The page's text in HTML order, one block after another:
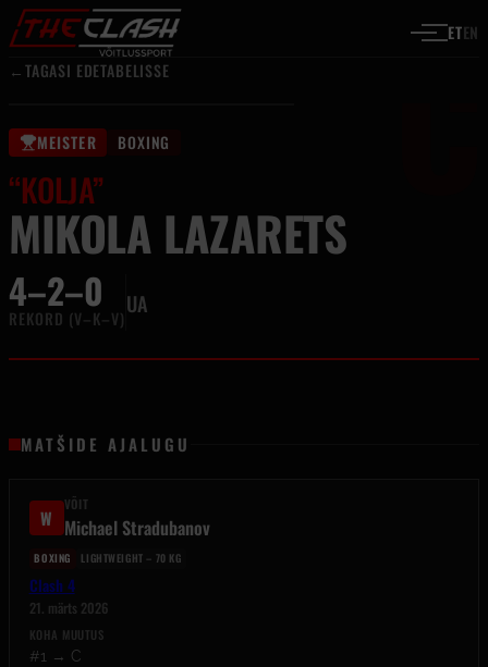
Liigu sisu juurde ETEN
←TAGASI EDETABELISSE C
MEISTER BOXING
“KOLJA”
MIKOLA LAZARETS
4–2–0
REKORD (V–K–V)
UA
MATŠIDE AJALUGU
W
VÕIT
Michael Stradubanov
BOXING LIGHTWEIGHT – 70 KG
Clash 4
21. märts 2026
KOHA MUUTUS
#1 → C